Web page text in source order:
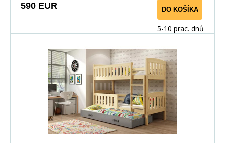
590 EUR DO KOŠÍKA
5-10 prac. dnů